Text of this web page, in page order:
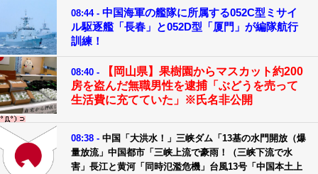
08:44 - 中国海軍の艦隊に所属する052C型ミサイ
ル駆逐艦「長春」と052D型「厦門」が編隊航行
訓練！
08:40 -
【岡山県】果樹園からマスカット約200
房を盗んだ無職男性を逮捕「ぶどうを売って
生活費に充てていた」※氏名非公開
08:38 - 中国「大洪水！」三峡ダム「13基の水門開放（爆
量放流」中国都市「三峡上流で豪雨！（三峡下流で水
害」長江と黄河「同時氾濫危機」台風13号「中国本土上